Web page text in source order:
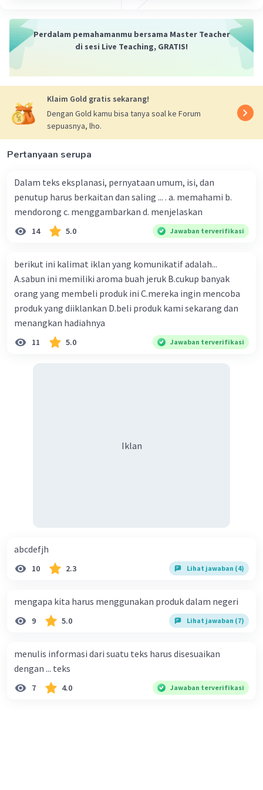
Untuk melakukan gerakan gambar bebek, berikut adalah
kepala bebek di bagian atas kertas atau permukaan
2. Gambarlah dua lingkaran yang lebih besar di bawah
kepala sebagai tubuh bebek.
3. Tambahkan dua lingkaran kecil di bagian atas tubuh
sebagai mata bebek.
bentuk seperti huruf V terbalik.
5. Tambahkan dua lingkaran kecil di bagian bawah tubuh
6. Di bagian belakang tubuh, gambarlah ekor bebek
dengan bentuk seperti huruf U terbalik.
7. Beri detail pada mata dengan menggambar lingkaran
8. Tambahkan detail lainnya seperti bulu di kepala dan
sayap bebek.
Setelah mengikuti langkah-langkah di atas, Anda dapat
menggambar bebek dengan gerakan yang mudah dan
sederhana. Pastikan untuk menggambar dengan hati-
hati dan teliti agar hasilnya lebih baik. Selamat mencoba!
Perdalam pemahamanmu bersama Master Teacher
di sesi Live Teaching, GRATIS!
Klaim Gold gratis sekarang!
Dengan Gold kamu bisa tanya soal ke Forum
sepuasnya, lho.
Pertanyaan serupa
Dalam teks eksplanasi, pernyataan umum, isi, dan
penutup harus berkaitan dan saling ... . a. memahami b.
mendorong c. menggambarkan d. menjelaskan
14 5.0 Jawaban terverifikasi
berikut ini kalimat iklan yang komunikatif adalah...
A.sabun ini memiliki aroma buah jeruk B.cukup banyak
orang yang membeli produk ini C.mereka ingin mencoba
produk yang diiklankan D.beli produk kami sekarang dan
menangkan hadiahnya
11 5.0 Jawaban terverifikasi
Iklan
abcdefjh
10 2.3 Lihat jawaban (4)
mengapa kita harus menggunakan produk dalam negeri
9 5.0 Lihat jawaban (7)
menulis informasi dari suatu teks harus disesuaikan
dengan ... teks
7 4.0 Jawaban terverifikasi